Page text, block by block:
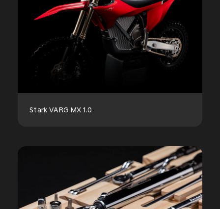
Stark VARG MX 1.0